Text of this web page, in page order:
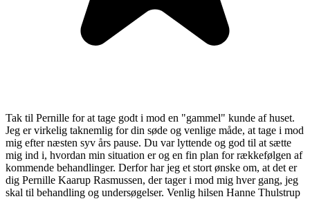
Tak til Pernille for at tage godt i mod en "gammel" kunde af huset.
Jeg er virkelig taknemlig for din søde og venlige måde, at tage i mod
mig efter næsten syv års pause. Du var lyttende og god til at sætte
mig ind i, hvordan min situation er og en fin plan for rækkefølgen af
kommende behandlinger. Derfor har jeg et stort ønske om, at det er
dig Pernille Kaarup Rasmussen, der tager i mod mig hver gang, jeg
skal til behandling og undersøgelser. Venlig hilsen Hanne Thulstrup